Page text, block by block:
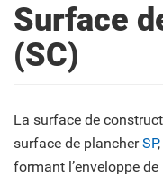
Surface
(SC)
La surface de
surface de plancherSP
formant l’enveloppe